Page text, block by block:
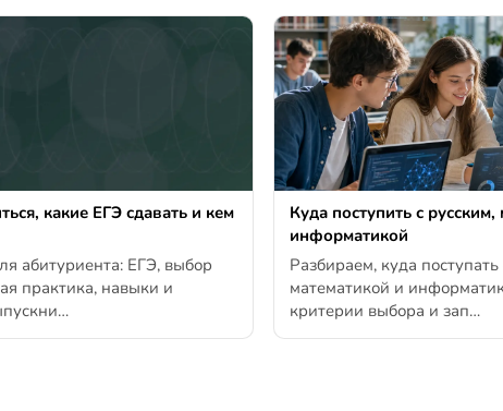
какие ЕГЭ сдавать и кем
абитуриента: ЕГЭ, выбор
практика, навыки и
Куда поступить с
информатикой
Разбираем, куда
математикой и
критерии выбора и зап…